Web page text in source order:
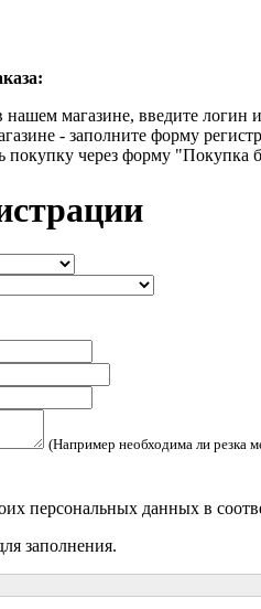
магазине, введите логин
- заполните форму
через форму "Покупка
(Например необходима ли резка
персональных данных в
заполнения.